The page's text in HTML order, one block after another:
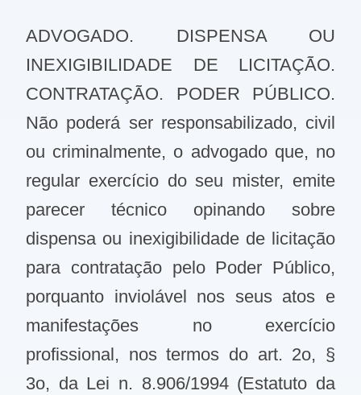
ADVOGADO. DISPENSA OU
INEXIGIBILIDADE DE LICITAÇÃO.
CONTRATAÇÃO. PODER PÚBLICO.
Não poderá ser responsabilizado, civil
ou criminalmente, o advogado que, no
regular exercício do seu mister, emite
parecer técnico opinando sobre
dispensa ou inexigibilidade de licitação
para contratação pelo Poder Público,
porquanto inviolável nos seus atos e
manifestações no exercício
profissional, nos termos do art. 2o, §
3o, da Lei n. 8.906/1994 (Estatuto da